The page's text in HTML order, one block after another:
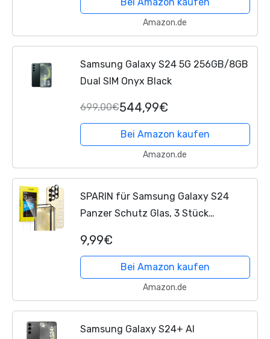
Amazon.de
Samsung Galaxy S24 5G 256GB/8GB
Dual SIM Onyx Black
699,00€544,99€
Bei Amazon kaufen
Amazon.de
SPARIN für Samsung Galaxy S24
Panzer Schutz Glas, 3 Stück
Kameraschutz, mit Rahmen
Positionierhilfe, Fingerabdruck-ID
Unterstützen,...
9,99€
Bei Amazon kaufen
Amazon.de
Samsung Galaxy S24+ AI